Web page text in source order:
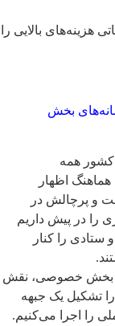
هزینه‌های بالایی را
بخش
کشور همه
اظهار
و پرچالش در
را در پیش داریم
را کنار
بخش خصوصی، نقش
تشکیل یک جبهه
را اجرا می‌کنیم.